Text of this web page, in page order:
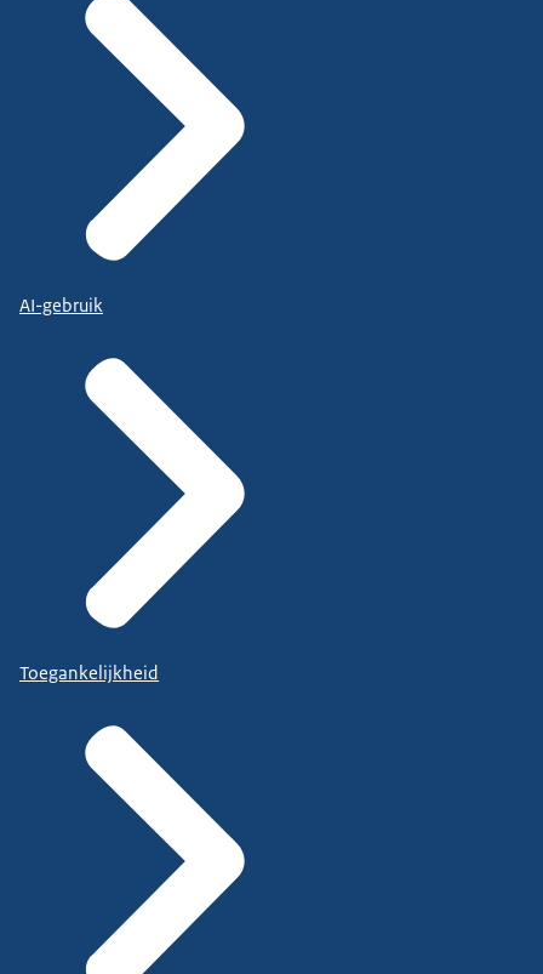
AI-gebruik
Toegankelijkheid